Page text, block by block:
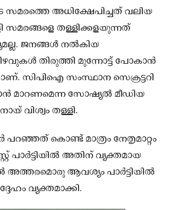
സമരത്തെ അധിക്ഷേപിച്ചത് വലിയ
സമരങ്ങളെ തള്ളിക്കളയുന്നത്
ജനങ്ങൾ നൽകിയ
തിരുത്തി മുന്നോട്ട് പോകാൻ
സിപിഐ സംസ്ഥാന സെക്രട്ടറി
മാറണമെന്ന സോഷ്യൽ മീഡിയ
വിശ്വം തള്ളി.
കൊണ്ട് മാത്രം നേതൃമാറ്റം
പാർട്ടിയിൽ അതിന് വ്യക്തമായ
അത്തരമൊരു ആവശ്യം പാർട്ടിയിൽ
വ്യക്തമാക്കി.